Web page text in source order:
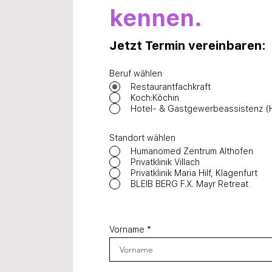
kennen.
Jetzt Termin vereinbaren:
Beruf wählen
Restaurantfachkraft
Koch:Köchin
Hotel- & Gastgewerbeassistenz
Standort wählen
Humanomed Zentrum Althofen
Privatklinik Villach
Privatklinik Maria Hilf, Klagenfurt
BLEIB BERG F.X. Mayr Retreat
Vorname